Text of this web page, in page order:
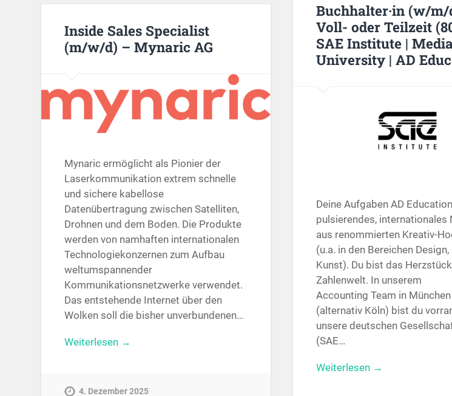
Buchhalter·in (w/m/
Voll- oder Teilzeit
SAE Institute |
University | AD
Deine Aufgaben AD
pulsierendes, internationales
aus renommierten Kreativ-
(u.a. in den Bereichen
Kunst). Du bist das
Zahlenwelt. In unserem
Accounting Team in München
(alternativ Köln) bist du
unsere deutschen
(SAE…
Weiterlesen →
Inside Sales Specialist
(m/w/d) – Mynaric AG
Mynaric ermöglicht als Pionier der
Laserkommunikation extrem schnelle
und sichere kabellose
Datenübertragung zwischen Satelliten,
Drohnen und dem Boden. Die Produkte
werden von namhaften internationalen
Technologiekonzernen zum Aufbau
weltumspannender
Kommunikationsnetzwerke verwendet.
Das entstehende Internet über den
Wolken soll die bisher unverbundenen…
Weiterlesen →
4. Dezember 2025